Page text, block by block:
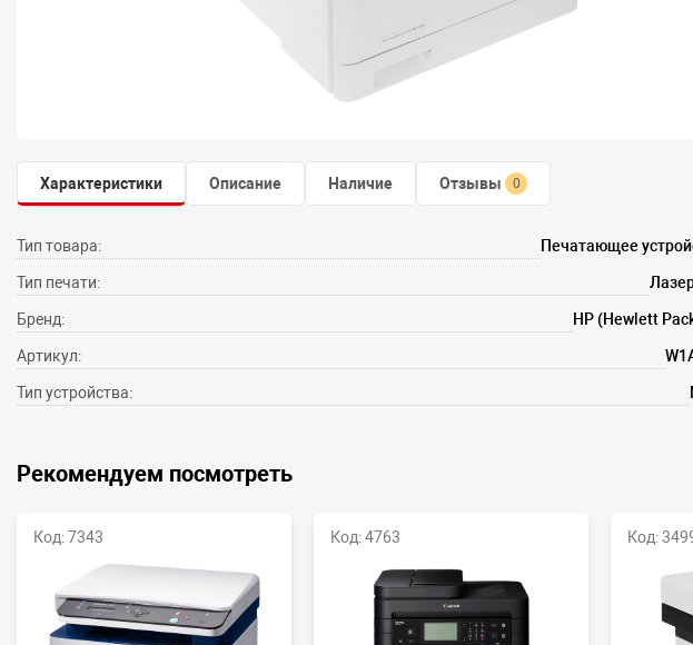
Характеристики Описание Наличие Отзывы 0
Тип товара: Печатающее
Тип печати:
Бренд: HP (Hewlett
Артикул:
Тип устройства:
Рекомендуем посмотреть
Код: 7343 Код: 4763 Код: